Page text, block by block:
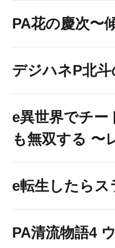
PA花の慶次〜
デジハネP北
e異世界でチー
も無双する 〜
e転生したら
PA清流物語4